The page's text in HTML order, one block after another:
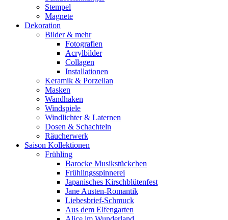
Stempel
Magnete
Dekoration
Bilder & mehr
Fotografien
Acrylbilder
Collagen
Installationen
Keramik & Porzellan
Masken
Wandhaken
Windspiele
Windlichter & Laternen
Dosen & Schachteln
Räucherwerk
Saison Kollektionen
Frühling
Barocke Musikstückchen
Frühlingsspinnerei
Japanisches Kirschblütenfest
Jane Austen-Romantik
Liebesbrief-Schmuck
Aus dem Elfengarten